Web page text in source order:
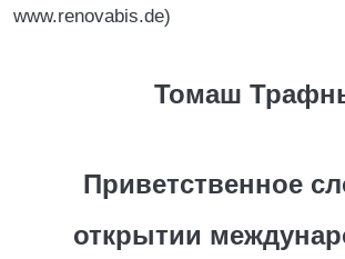
www.renovabis.de)
Томаш
Приветственное
открытии